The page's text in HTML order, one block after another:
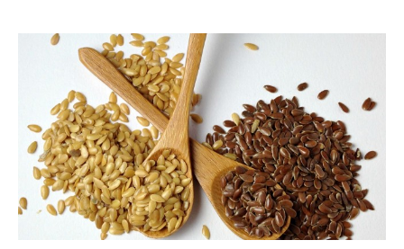
GALERIA DE FOTOS
PÓS-OFICINAS
COLABORADORES
TV DE BEM COM A NATUREZA
FALE CONOSCO
ASSINE O SITE